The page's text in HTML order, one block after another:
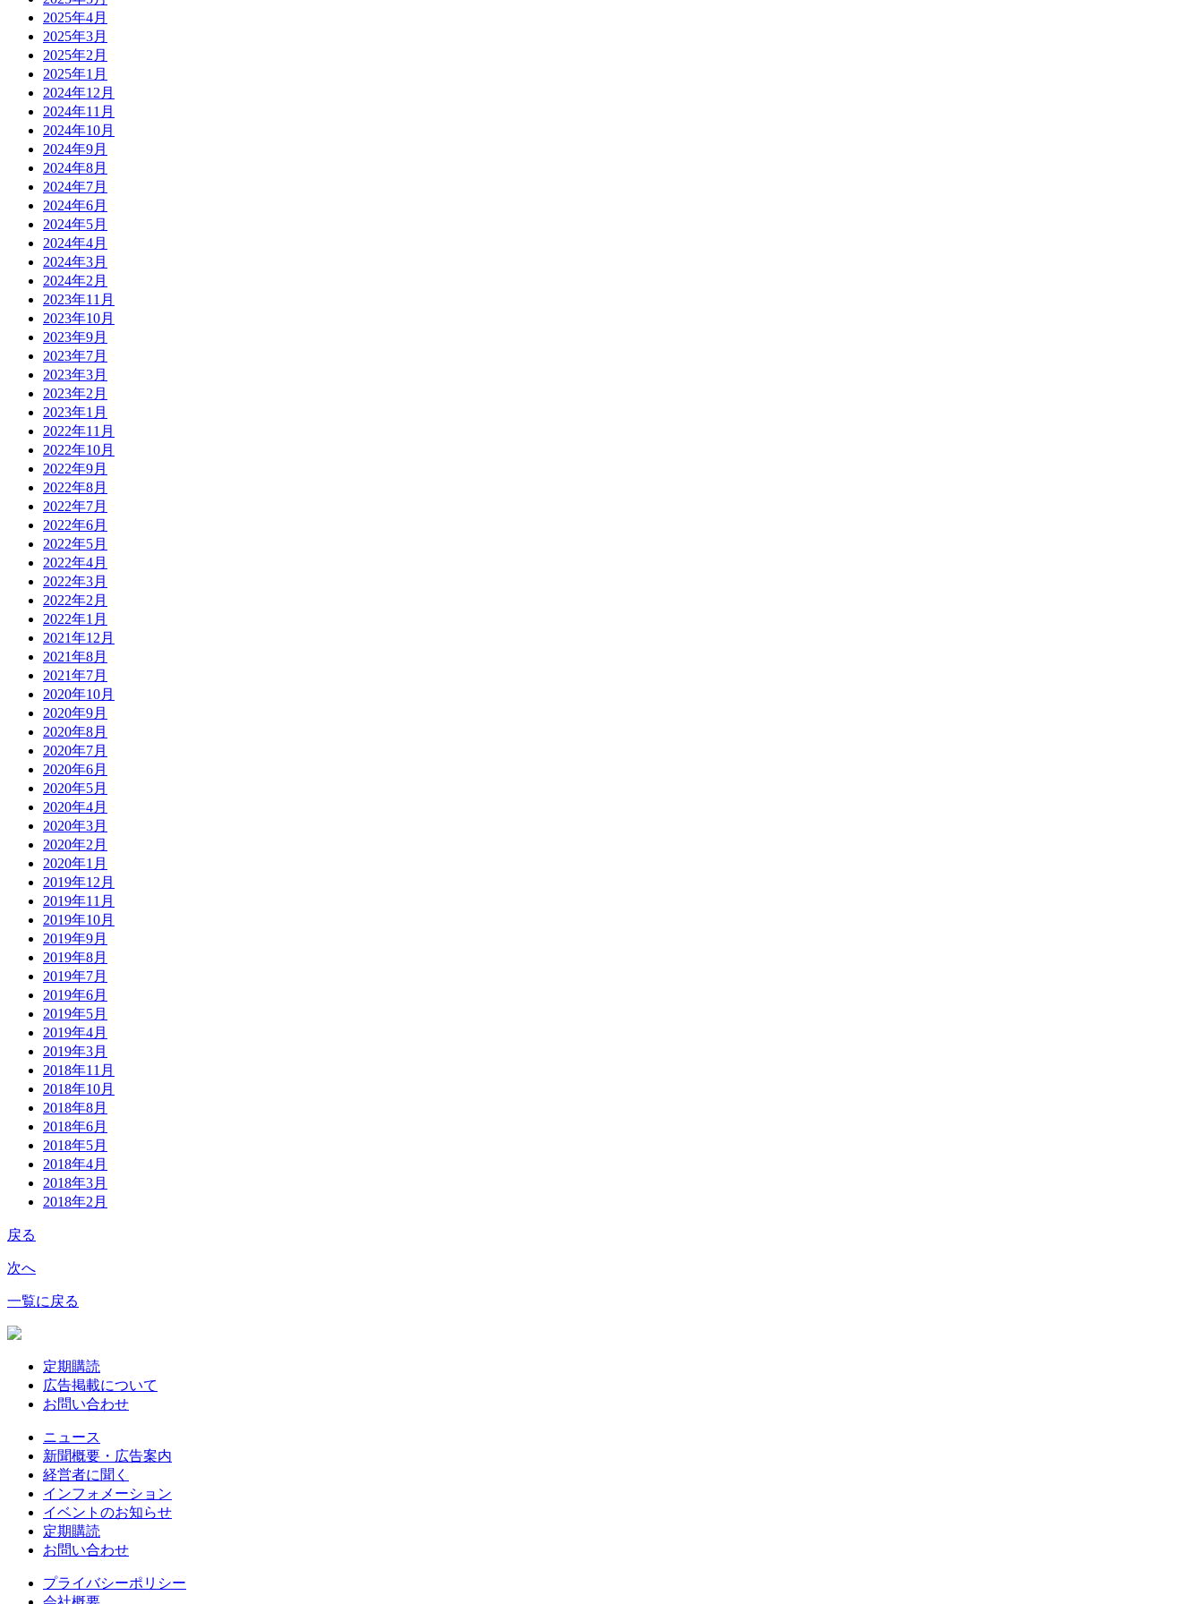
2025年4月
2025年3月
2025年2月
2025年1月
2024年12月
2024年11月
2024年10月
2024年9月
2024年8月
2024年7月
2024年6月
2024年5月
2024年4月
2024年3月
2024年2月
2023年11月
2023年10月
2023年9月
2023年7月
2023年3月
2023年2月
2023年1月
2022年11月
2022年10月
2022年9月
2022年8月
2022年7月
2022年6月
2022年5月
2022年4月
2022年3月
2022年2月
2022年1月
2021年12月
2021年8月
2021年7月
2020年10月
2020年9月
2020年8月
2020年7月
2020年6月
2020年5月
2020年4月
2020年3月
2020年2月
2020年1月
2019年12月
2019年11月
2019年10月
2019年9月
2019年8月
2019年7月
2019年6月
2019年5月
2019年4月
2019年3月
2018年11月
2018年10月
2018年8月
2018年6月
2018年5月
2018年4月
2018年3月
2018年2月
戻る
次へ
一覧に戻る
定期購読
広告掲載について
お問い合わせ
ニュース
新聞概要・広告案内
経営者に聞く
インフォメーション
イベントのお知らせ
定期購読
お問い合わせ
プライバシーポリシー